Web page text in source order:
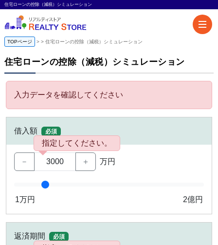
住宅ローンの控除（減税）シミュレーション
TOPページ > 住宅ローンの控除（減税）シミュレーション
住宅ローンの控除（減税）シミュレーション